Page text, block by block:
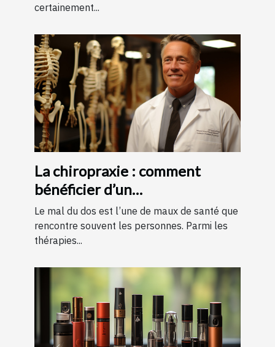
certainement...
La chiropraxie : comment
bénéficier d’un
remboursement ?
Le mal du dos est l’une de maux de santé que
rencontre souvent les personnes. Parmi les
thérapies...